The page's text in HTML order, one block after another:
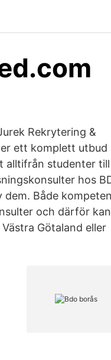
Rekrytering &
ett komplett utbud
alltifrån studenter till
hos
Både
och därför kan
Götaland eller